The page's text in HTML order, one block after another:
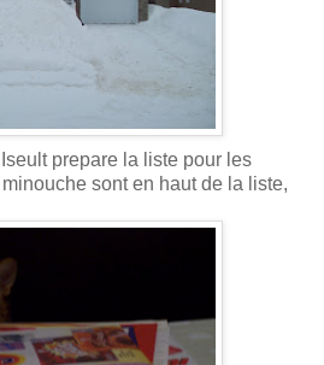
prepare la liste pour les
sont en haut de la liste,